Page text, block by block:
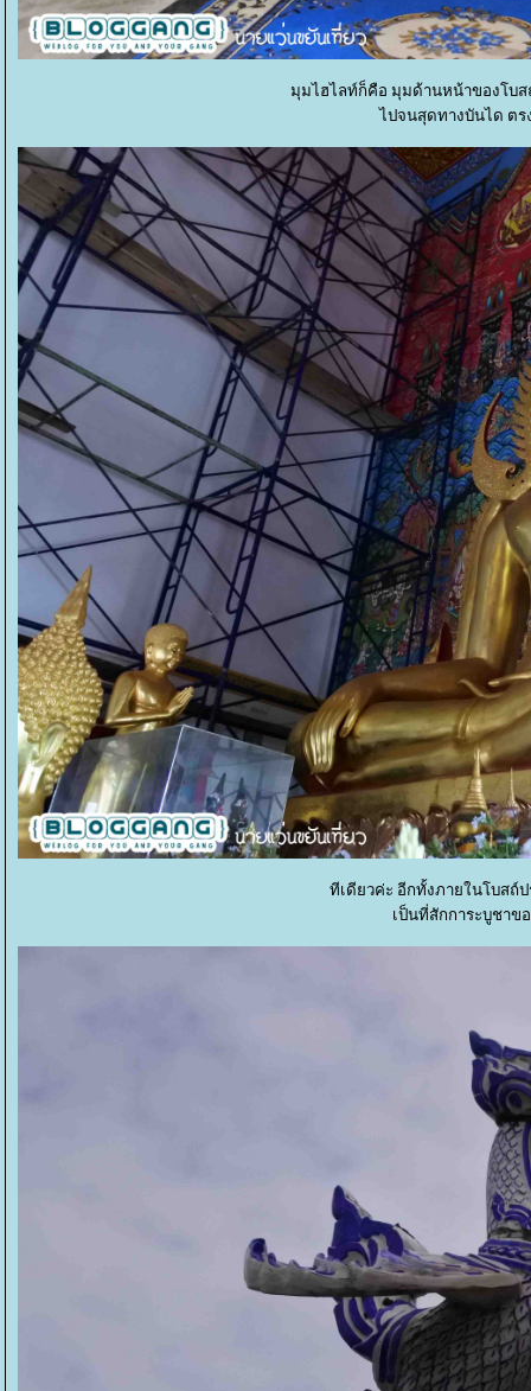
มุมไฮไลท์ก็คือ มุมด้านหน้าของโบ
ไปจนสุดทางบันได ตร
ทีเดียวค่ะ อีกทั้งภายในโบสถ์
เป็นที่สักการะบูชาข